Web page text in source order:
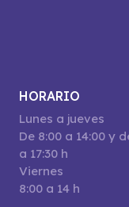
HORARIO
Lunes a jueves
De 8:00 a 14:00 y
a 17:30 h
Viernes
8:00 a 14 h